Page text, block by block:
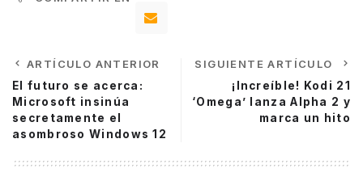
ARTÍCULO ANTERIOR
El futuro se acerca:
Microsoft insinúa
secretamente el
asombroso Windows 12
SIGUIENTE ARTÍCULO
¡Increíble! Kodi 21
‘Omega’ lanza Alpha 2 y
marca un hito